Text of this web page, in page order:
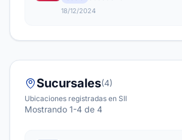
18/12/2024
Sucursales(4)
Ubicaciones registradas en SII
Mostrando 1-4 de 4